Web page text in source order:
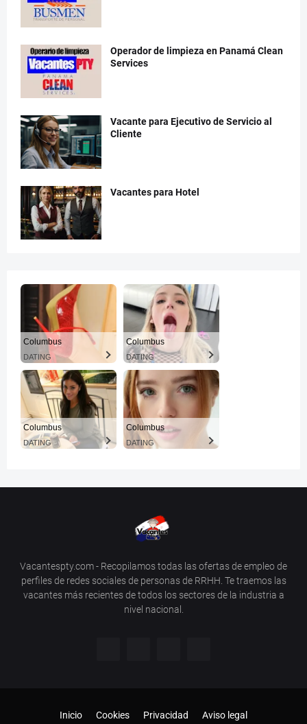
Operador de limpieza en Panamá Clean
Services
Vacante para Ejecutivo de Servicio al
Cliente
Vacantes para Hotel
Columbus
DATING
Columbus
DATING
Columbus
DATING
Columbus
DATING
Vacantespty.com - Recopilamos todas las ofertas de empleo de
perfiles de redes sociales de personas de RRHH. Te traemos las
vacantes más recientes de todos los sectores de la industria a
nivel nacional.
Inicio Cookies Privacidad Aviso legal